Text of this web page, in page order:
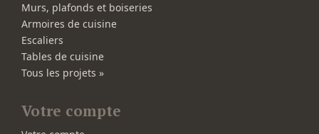
Murs, plafonds et boiseries
Armoires de cuisine
Escaliers
Tables de cuisine
Tous les projets »
Votre compte